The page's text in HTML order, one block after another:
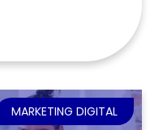
MARKETING DIGITAL